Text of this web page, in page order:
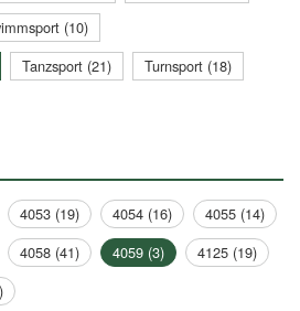
(10)
Tanzsport (21)
Turnsport (18)
4053 (19) 4054 (16)
4055 (14)
4058 (41) 4059 (3)
4125 (19)